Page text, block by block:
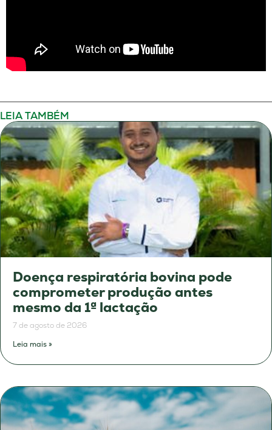
LEIA TAMBÉM
Doença respiratória bovina pode
comprometer produção antes
mesmo da 1ª lactação
7 de agosto de 2026
Leia mais »